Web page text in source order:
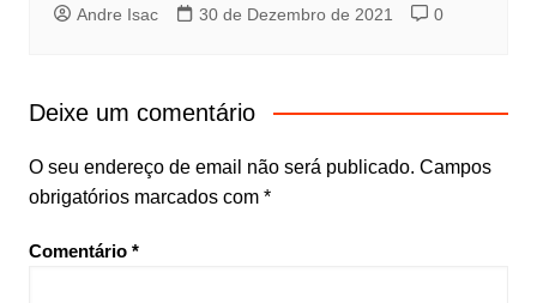
Andre Isac 30 de Dezembro de 2021 0
Deixe um comentário
O seu endereço de email não será publicado. Campos
obrigatórios marcados com *
Comentário *